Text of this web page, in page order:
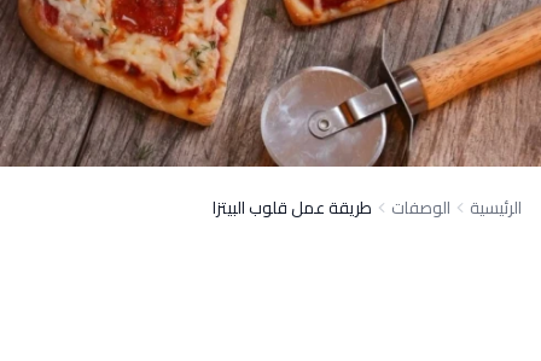
الرئيسية الوصفات طريقة عمل قلوب البيتزا